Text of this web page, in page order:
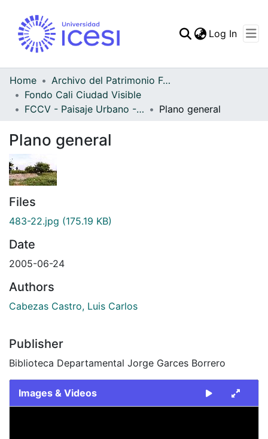
Log In
Home
Archivo del Patrimonio Fotográfico y Fílmico del Valle del Cauca
Fondo Cali Ciudad Visible
FCCV - Paisaje Urbano - Patrimonial
Plano general
Plano general
Files
483-22.jpg (175.19 KB)
Date
2005-06-24
Authors
Cabezas Castro, Luis Carlos
Publisher
Biblioteca Departamental Jorge Garces Borrero
Images & Videos